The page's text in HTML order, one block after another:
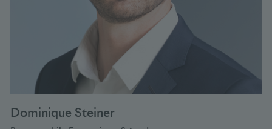
Dominique Steiner